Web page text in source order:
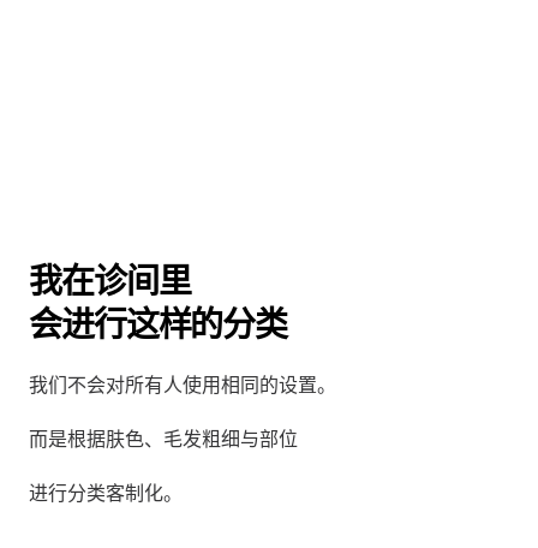
我在诊间里
会进行这样的分类
我们不会对所有人使用相同的设置。
而是根据肤色、毛发粗细与部位
进行分类客制化。